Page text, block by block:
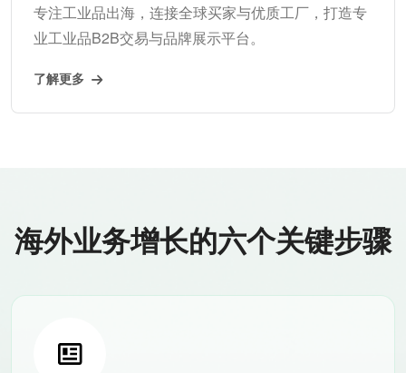
专注工业品出海，连接全球买家与优质工厂，打造专
业工业品B2B交易与品牌展示平台。
了解更多
海外业务增长的六个关键步骤